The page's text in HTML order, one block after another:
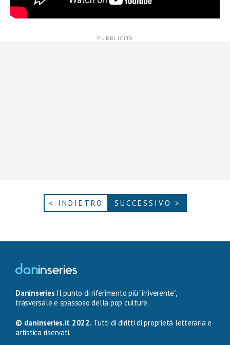
< INDIETRO SUCCESSIVO >
Daninseries Il punto di riferimento più "irriverente",
trasversale e spassoso della pop culture.
© daninseries.it 2022. Tutti di diritti di proprietà letteraria e
artistica riservati.